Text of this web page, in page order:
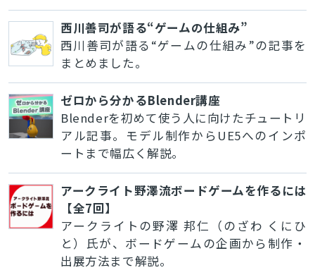
西川善司が語る“ゲームの仕組み”
西川善司が語る“ゲームの仕組み”の記事を
まとめました。
ゼロから分かるBlender講座
Blenderを初めて使う人に向けたチュートリ
アル記事。モデル制作からUE5へのインポ
ートまで幅広く解説。
アークライト野澤流ボードゲームを作るには
【全7回】
アークライトの野澤 邦仁（のざわ くにひ
と）氏が、ボードゲームの企画から制作・
出展方法まで解説。